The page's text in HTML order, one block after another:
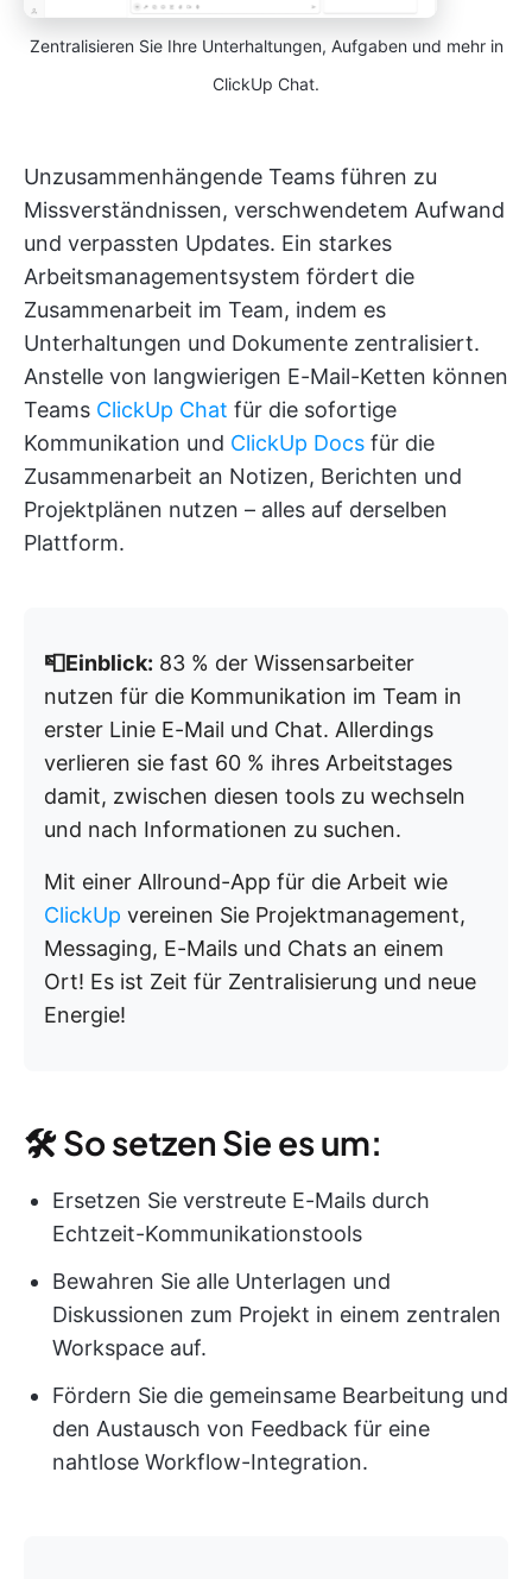
Zentralisieren Sie Ihre Unterhaltungen, Aufgaben und mehr in
ClickUp Chat.
Unzusammenhängende Teams führen zu
Missverständnissen, verschwendetem Aufwand
und verpassten Updates. Ein starkes
Arbeitsmanagementsystem fördert die
Zusammenarbeit im Team, indem es
Unterhaltungen und Dokumente zentralisiert.
Anstelle von langwierigen E-Mail-Ketten können
Teams ClickUp Chat für die sofortige
Kommunikation und ClickUp Docs für die
Zusammenarbeit an Notizen, Berichten und
Projektplänen nutzen – alles auf derselben
Plattform.
📮Einblick: 83 % der Wissensarbeiter
nutzen für die Kommunikation im Team in
erster Linie E-Mail und Chat. Allerdings
verlieren sie fast 60 % ihres Arbeitstages
damit, zwischen diesen tools zu wechseln
und nach Informationen zu suchen.
Mit einer Allround-App für die Arbeit wie
ClickUp vereinen Sie Projektmanagement,
Messaging, E-Mails und Chats an einem
Ort! Es ist Zeit für Zentralisierung und neue
Energie!
🛠 So setzen Sie es um:
Ersetzen Sie verstreute E-Mails durch
Echtzeit-Kommunikationstools
Bewahren Sie alle Unterlagen und
Diskussionen zum Projekt in einem zentralen
Workspace auf.
Fördern Sie die gemeinsame Bearbeitung und
den Austausch von Feedback für eine
nahtlose Workflow-Integration.